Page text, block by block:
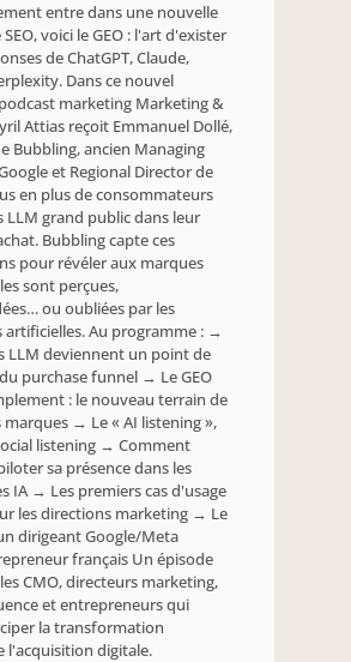
entre dans une nouvelle
voici le GEO : l'art d'exister
de ChatGPT, Claude,
Dans ce nouvel
marketing Marketing &
Attias reçoit Emmanuel Dollé,
Bubbling, ancien Managing
et Regional Director de
en plus de consommateurs
LLM grand public dans leur
Bubbling capte ces
pour révéler aux marques
sont perçues,
ou oubliées par les
artificielles. Au programme : →
LLM deviennent un point de
purchase funnel → Le GEO
: le nouveau terrain de
marques → Le « AI listening »,
listening → Comment
sa présence dans les
IA → Les premiers cas d'usage
les directions marketing → Le
dirigeant Google/Meta
français Un épisode
CMO, directeurs marketing,
et entrepreneurs qui
la transformation
l'acquisition digitale.